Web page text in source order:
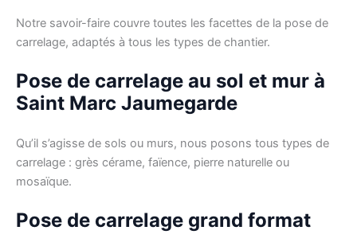
Notre savoir-faire couvre toutes les facettes de la pose de
carrelage, adaptés à tous les types de chantier.
Pose de carrelage au sol et mur à
Saint Marc Jaumegarde
Qu’il s’agisse de sols ou murs, nous posons tous types de
carrelage : grès cérame, faïence, pierre naturelle ou
mosaïque.
Pose de carrelage grand format